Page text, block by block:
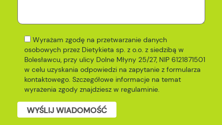
Wyrażam zgodę na przetwarzanie danych
osobowych przez Dietykieta sp. z o.o. z siedzibą w
Bolesławcu, przy ulicy Dolne Młyny 25/27, NIP 6121871501
w celu uzyskania odpowiedzi na zapytanie z formularza
kontaktowego. Szczegółowe informacje na temat
wyrażenia zgody znajdziesz w regulaminie.
WYŚLIJ WIADOMOŚĆ